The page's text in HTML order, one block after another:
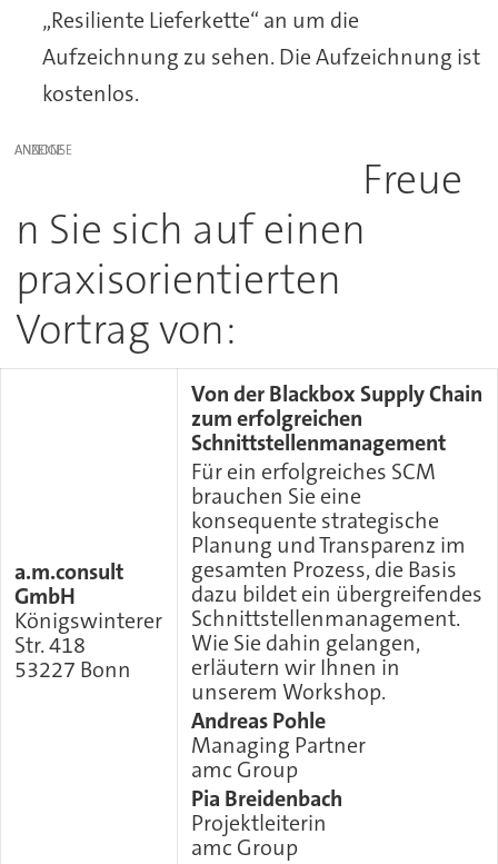
„Resiliente Lieferkette“ an um die
Aufzeichnung zu sehen. Die Aufzeichnung ist
kostenlos.
ANZEIGE
Freue
n Sie sich auf einen
praxisorientierten
Vortrag von:
a.m.consult
GmbH
Königswinterer
Str. 418
53227 Bonn
Von der Blackbox Supply Chain
zum erfolgreichen
Schnittstellenmanagement
Für ein erfolgreiches SCM
brauchen Sie eine
konsequente strategische
Planung und Transparenz im
gesamten Prozess, die Basis
dazu bildet ein übergreifendes
Schnittstellenmanagement.
Wie Sie dahin gelangen,
erläutern wir Ihnen in
unserem Workshop.
Andreas Pohle
Managing Partner
amc Group
Pia Breidenbach
Projektleiterin
amc Group